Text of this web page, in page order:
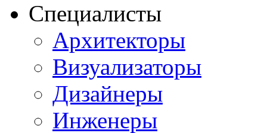
Специалисты
Архитекторы
Визуализаторы
Дизайнеры
Инженеры